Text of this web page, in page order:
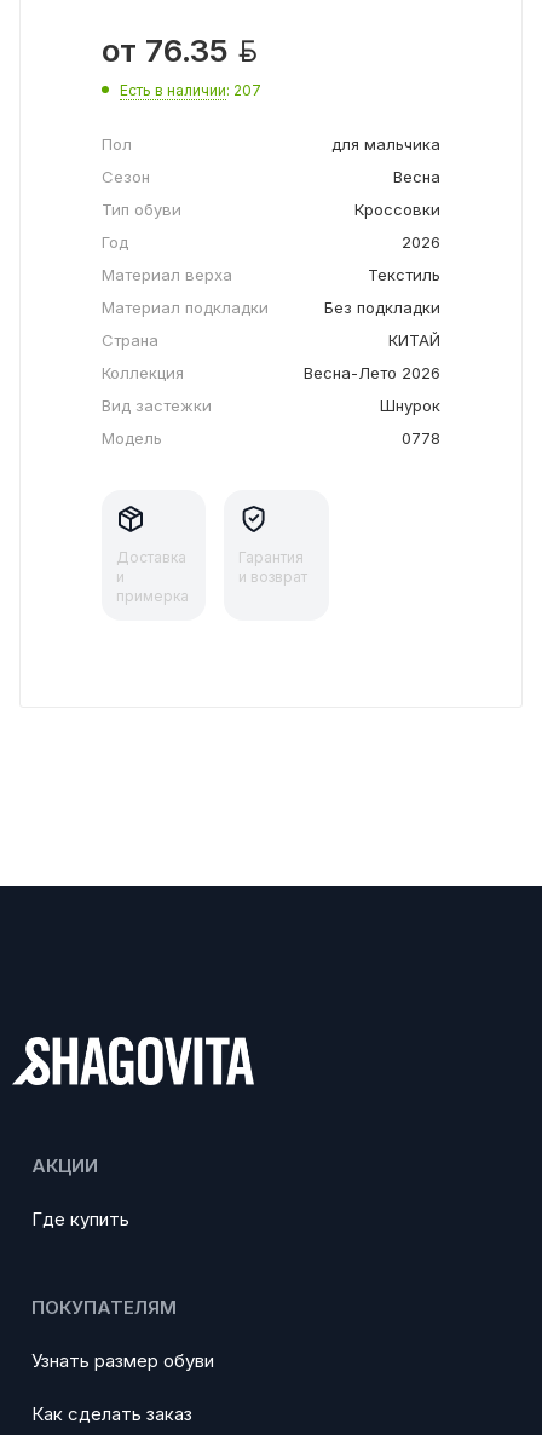
от 76.35 
Есть в наличии: 207
Пол
для мальчика
Сезон
Весна
Тип обуви
Кроссовки
Год
2026
Материал верха
Текстиль
Материал подкладки
Без подкладки
Страна
КИТАЙ
Коллекция
Весна-Лето 2026
Вид застежки
Шнурок
Модель
0778
Доставка
и
примерка
Гарантия
и возврат
АКЦИИ
Где купить
ПОКУПАТЕЛЯМ
Узнать размер обуви
Как сделать заказ